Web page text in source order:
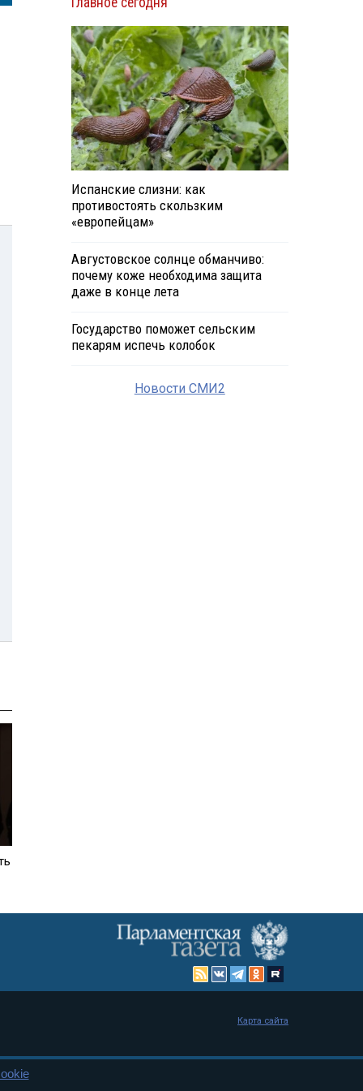
Испанские слизни: как
противостоять скользким
«европейцам»
Августовское солнце обманчиво:
почему коже необходима защита
даже в конце лета
Государство поможет сельским
пекарям испечь колобок
Новости СМИ2
Карта сайта